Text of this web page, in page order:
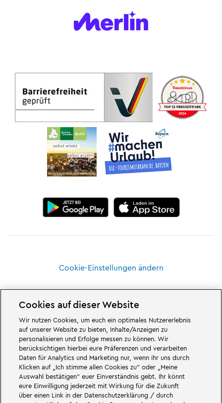
Großartiges erwartet euch in den Abenteuerwelten des Familien- und
Freizeitparks LEGOLAND Deutschland in Bayern. Erlebt spannende
Attraktionenund jede Menge LEGO® Spaß. LEGOLAND Deutschland Resort
ist einFreizeitparkfür Familien mit Kindern zwischen zwei und 12 Jahren.
Der LEGOLAND Park liegt bei Günzburg in Bayern. LEGOLAND Deutschland
ist einer der größten Freizeitparks in Bayern und einer der bekanntesten
und beliebtesten Freizeitparks in Deutschland. Der Themenpark bietet mit
68 Attraktionen und Achterbahnen ein einmaliges Erlebnis für Erwachsene
und Kinder. Neben dem Freizeitpark zählt auch ein Feriendorf mit
verschiedenen Möglichkeiten zurÜbernachtungzum LEGOLAND Resort.
Cookie-Einstellungen ändern
Cookies auf dieser Website
Wir nutzen Cookies, um euch ein optimales Nutzererlebnis
auf unserer Website zu bieten, Inhalte/Anzeigen zu
personalisieren und Erfolge messen zu können. Wir
berücksichtigen hierbei eure Präferenzen und verarbeiten
Daten für Analytics und Marketing nur, wenn ihr uns durch
Klicken auf „Ich stimme allen Cookies zu“ oder „Meine
Auswahl bestätigen“ euer Einverständnis gebt. Ihr könnt
eure Einwilligung jederzeit mit Wirkung für die Zukunft
über einen Link in der Datenschutzerklärung / durch